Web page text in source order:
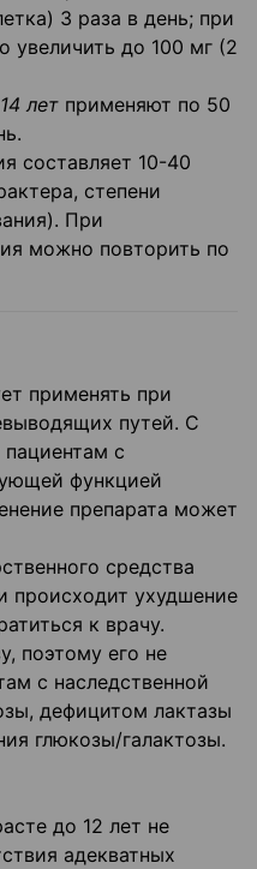
3 раза в день; при
увеличить до 100 мг (2
лет применяют по 50
составляет 10-40
степени
При
можно повторить по
применять при
путей. С
с
функцией
препарата может
средства
происходит ухудшение
к врачу.
поэтому его не
с наследственной
дефицитом лактазы
глюкозы/галактозы.
до 12 лет не
адекватных